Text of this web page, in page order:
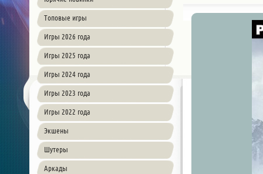
Топовые игры
Игры 2026 года
Игры 2025 года
Игры 2024 года
Игры 2023 года
Игры 2022 года
Экшены
Шутеры
Аркады